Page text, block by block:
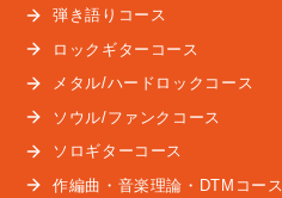
弾き語りコース
ロックギターコース
メタル/ハードロックコース
ソウル/ファンクコース
ソロギターコース
作編曲・音楽理論・DTMコース